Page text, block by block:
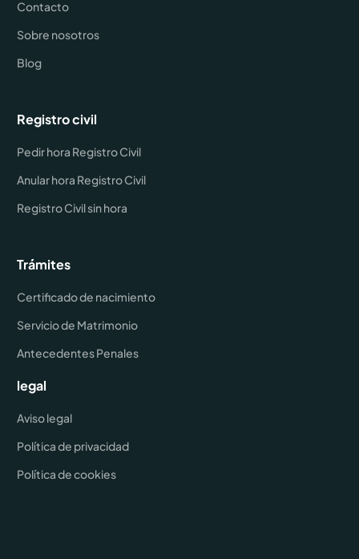
Contacto
Sobre nosotros
Blog
Registro civil
Pedir hora Registro Civil
Anular hora Registro Civil
Registro Civil sin hora
Trámites
Certificado de nacimiento
Servicio de Matrimonio
Antecedentes Penales
legal
Aviso legal
Política de privacidad
Política de cookies